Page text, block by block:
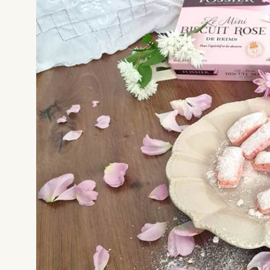
Si vous séjournez auPresbytère de Sévigny ,
déjà : nous sommes idéalement situés au
Ardennes, de la Marne et de l'Aisne. Aujourd'hui,
emmenons faire un saut de puce chez nos
pour découvrir un territoire unique en
Thiérache.
À seulement
10 km de Montcornet
et une
minutes de notre maison d'hôtes, c'est un
qui vous attend, entre briques rouges, toits
bocages verdoyants.
🏰 La Thiérache et ses
églises fortifiées
Connaissez-vous l'histoire tourmentée de
frontalière ?